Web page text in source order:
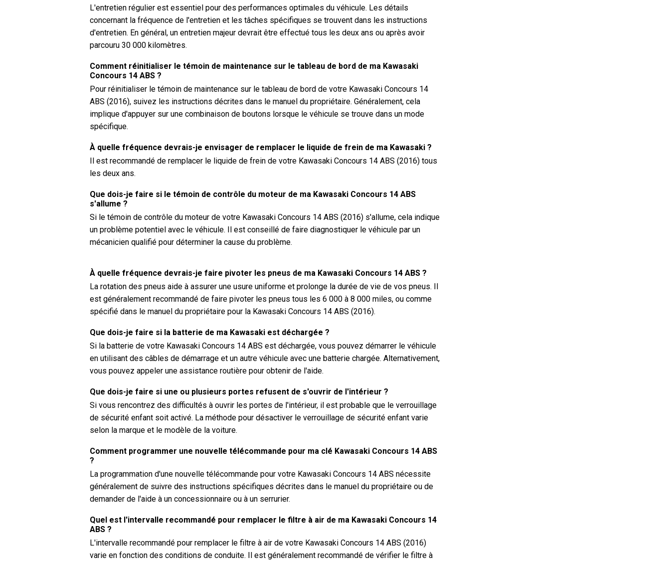
L'entretien régulier est essentiel pour des performances optimales du véhicule. Les détails
concernant la fréquence de l'entretien et les tâches spécifiques se trouvent dans les instructions
d'entretien. En général, un entretien majeur devrait être effectué tous les deux ans ou après avoir
parcouru 30 000 kilomètres.
Comment réinitialiser le témoin de maintenance sur le tableau de bord de ma Kawasaki
Concours 14 ABS ?
Pour réinitialiser le témoin de maintenance sur le tableau de bord de votre Kawasaki Concours 14
ABS (2016), suivez les instructions décrites dans le manuel du propriétaire. Généralement, cela
implique d'appuyer sur une combinaison de boutons lorsque le véhicule se trouve dans un mode
spécifique.
À quelle fréquence devrais-je envisager de remplacer le liquide de frein de ma Kawasaki ?
Il est recommandé de remplacer le liquide de frein de votre Kawasaki Concours 14 ABS (2016) tous
les deux ans.
Que dois-je faire si le témoin de contrôle du moteur de ma Kawasaki Concours 14 ABS
s'allume ?
Si le témoin de contrôle du moteur de votre Kawasaki Concours 14 ABS (2016) s'allume, cela indique
un problème potentiel avec le véhicule. Il est conseillé de faire diagnostiquer le véhicule par un
mécanicien qualifié pour déterminer la cause du problème.
À quelle fréquence devrais-je faire pivoter les pneus de ma Kawasaki Concours 14 ABS ?
La rotation des pneus aide à assurer une usure uniforme et prolonge la durée de vie de vos pneus. Il
est généralement recommandé de faire pivoter les pneus tous les 6 000 à 8 000 miles, ou comme
spécifié dans le manuel du propriétaire pour la Kawasaki Concours 14 ABS (2016).
Que dois-je faire si la batterie de ma Kawasaki est déchargée ?
Si la batterie de votre Kawasaki Concours 14 ABS est déchargée, vous pouvez démarrer le véhicule
en utilisant des câbles de démarrage et un autre véhicule avec une batterie chargée. Alternativement,
vous pouvez appeler une assistance routière pour obtenir de l'aide.
Que dois-je faire si une ou plusieurs portes refusent de s'ouvrir de l'intérieur ?
Si vous rencontrez des difficultés à ouvrir les portes de l'intérieur, il est probable que le verrouillage
de sécurité enfant soit activé. La méthode pour désactiver le verrouillage de sécurité enfant varie
selon la marque et le modèle de la voiture.
Comment programmer une nouvelle télécommande pour ma clé Kawasaki Concours 14 ABS
?
La programmation d'une nouvelle télécommande pour votre Kawasaki Concours 14 ABS nécessite
généralement de suivre des instructions spécifiques décrites dans le manuel du propriétaire ou de
demander de l'aide à un concessionnaire ou à un serrurier.
Quel est l'intervalle recommandé pour remplacer le filtre à air de ma Kawasaki Concours 14
ABS ?
L'intervalle recommandé pour remplacer le filtre à air de votre Kawasaki Concours 14 ABS (2016)
varie en fonction des conditions de conduite. Il est généralement recommandé de vérifier le filtre à